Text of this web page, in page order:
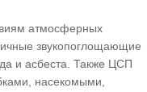
атмосферных
звукопоглощающие
и асбеста. Также ЦСП
насекомыми,